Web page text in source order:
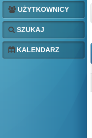
UŻYTKOWNICY
SZUKAJ
KALENDARZ